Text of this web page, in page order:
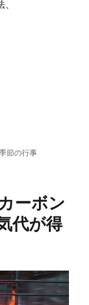
期とおいしいれん
節の行事
ーボン
代が得